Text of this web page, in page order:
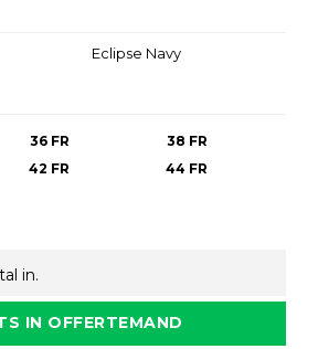
Eclipse Navy
36 FR
38 FR
42 FR
44 FR
in.
IN OFFERTEMAND